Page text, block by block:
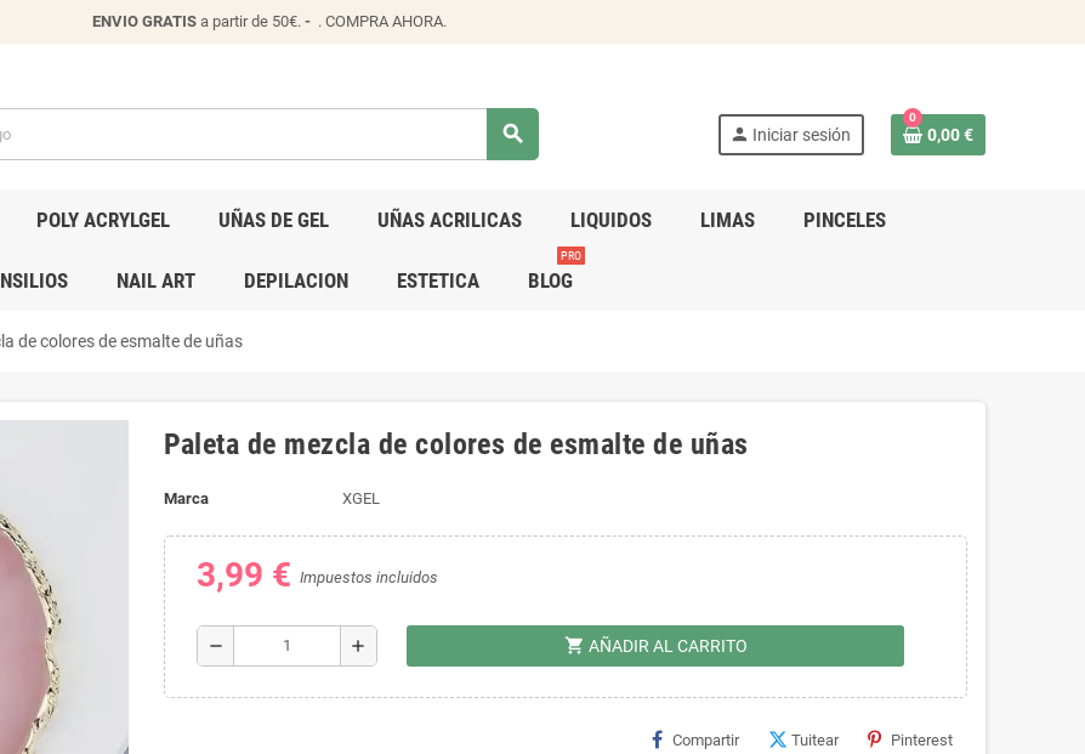
ENVIO GRATIS a partir de 50€. - . COMPRA AHORA.
search person Iniciar sesión
0
0,00 €
POLY ACRYLGEL UÑAS DE GEL UÑAS ACRILICAS LIQUIDOS LIMAS PINCELES
NAIL ART DEPILACION ESTETICA BLOG
PRO
de colores de esmalte de uñas
Paleta de mezcla de colores de esmalte de uñas
Marca XGEL
3,99 € Impuestos incluidos
remove add shopping_cart AÑADIR AL CARRITO
Compartir Tuitear Pinterest